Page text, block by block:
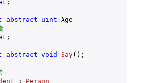
;
abstract uint Age
;
abstract void Say( ) ;
: Person